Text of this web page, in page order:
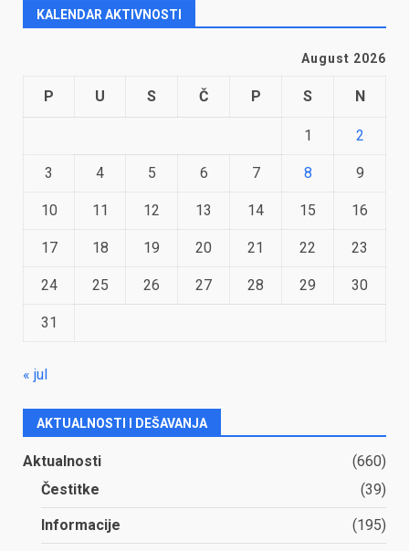
KALENDAR AKTIVNOSTI
August 2026
P U S Č P S N
1 2
3 4 5 6 7 8 9
10 11 12 13 14 15 16
17 18 19 20 21 22 23
24 25 26 27 28 29 30
31
« jul
AKTUALNOSTI I DEŠAVANJA
Aktualnosti
(660)
Čestitke
(39)
Informacije (195)